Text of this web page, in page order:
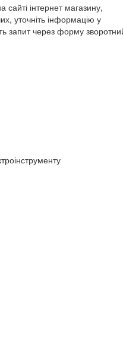
інтернет магазину,
уточніть інформацію у
запит через форму